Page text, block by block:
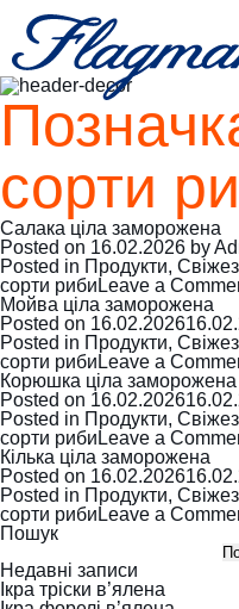
сорти
Салака ціла заморожена
Posted on 16.02.2026 by
Posted in Продукти,
сорти риби Leave a
Мойва ціла заморожена
Posted on 16.02.2026
Posted in Продукти,
сорти риби Leave a
Корюшка ціла заморожена
Posted on 16.02.2026
Posted in Продукти,
сорти риби Leave a
Кілька ціла заморожена
Posted on 16.02.2026
Posted in Продукти,
сорти риби Leave a
Пошук
Недавні записи
Ікра тріски в’ялена